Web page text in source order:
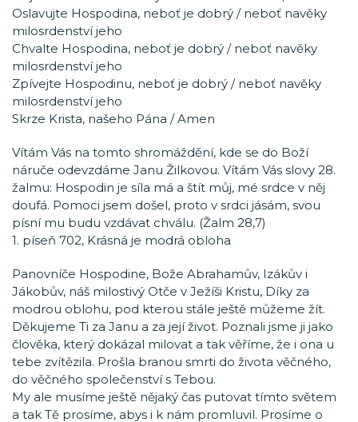
Oslavujte Hospodina, neboť je dobrý / neboť navěky
milosrdenství jeho
Chvalte Hospodina, neboť je dobrý / neboť navěky
milosrdenství jeho
Zpívejte Hospodinu, neboť je dobrý / neboť navěky
milosrdenství jeho
Skrze Krista, našeho Pána / Amen
Vítám Vás na tomto shromáždění, kde se do Boží
náruče odevzdáme Janu Žilkovou. Vítám Vás slovy 28.
žalmu: Hospodin je síla má a štít můj, mé srdce v něj
doufá. Pomoci jsem došel, proto v srdci jásám, svou
písní mu budu vzdávat chválu. (Žalm 28,7)
1. píseň 702, Krásná je modrá obloha
Panovníče Hospodine, Bože Abrahamův, Izákův i
Jákobův, náš milostivý Otče v Ježíši Kristu, Díky za
modrou oblohu, pod kterou stále ještě můžeme žít.
Děkujeme Ti za Janu a za její život. Poznali jsme ji jako
člověka, který dokázal milovat a tak věříme, že i ona u
tebe zvítězila. Prošla branou smrti do života věčného,
do věčného společenství s Tebou.
My ale musíme ještě nějaký čas putovat tímto světem
a tak Tě prosíme, abys i k nám promluvil. Prosíme o